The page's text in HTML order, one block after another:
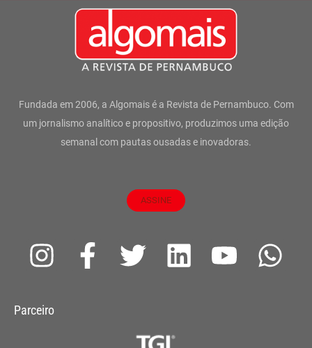
Fundada em 2006, a Algomais é a Revista de Pernambuco. Com
um jornalismo analítico e propositivo, produzimos uma edição
semanal com pautas ousadas e inovadoras.
ASSINE
I
s
F
a
T
t
L
Y
W
Parceiro